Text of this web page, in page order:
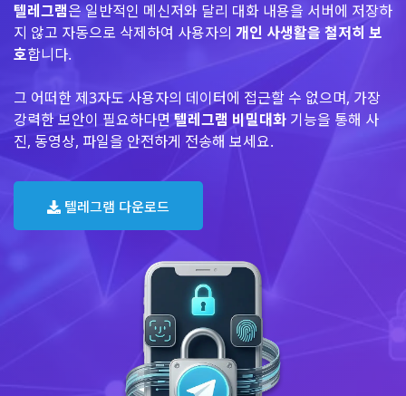
텔레그램은 일반적인 메신저와 달리 대화 내용을 서버에 저장하
지 않고 자동으로 삭제하여 사용자의 개인 사생활을 철저히 보
호합니다.
그 어떠한 제3자도 사용자의 데이터에 접근할 수 없으며, 가장
강력한 보안이 필요하다면 텔레그램 비밀대화 기능을 통해 사
진, 동영상, 파일을 안전하게 전송해 보세요.
텔레그램 다운로드